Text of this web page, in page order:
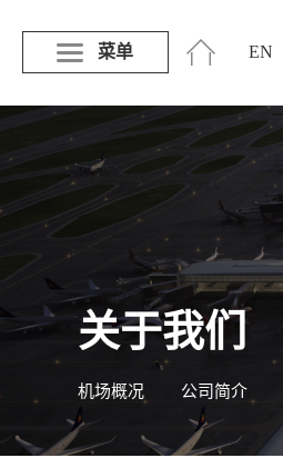
菜单 EN
关于我们
机场概况 公司简介